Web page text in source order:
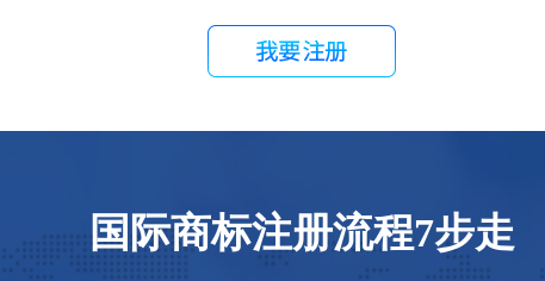
国际商标注册流程7步走